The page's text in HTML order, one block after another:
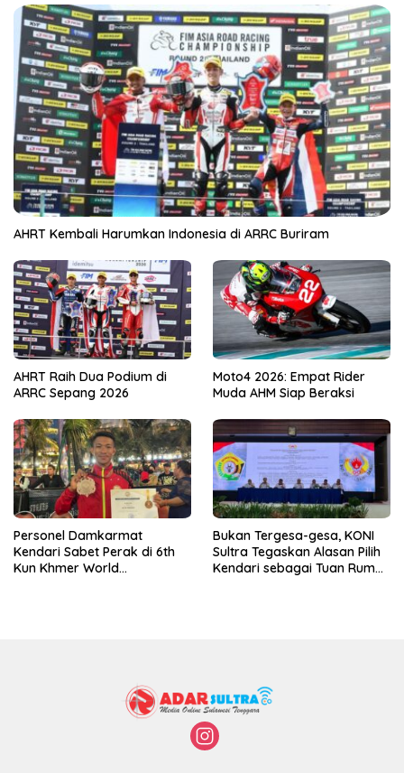
AHRT Kembali Harumkan Indonesia di ARRC Buriram
AHRT Raih Dua Podium di
ARRC Sepang 2026
Moto4 2026: Empat Rider
Muda AHM Siap Beraksi
Personel Damkarmat
Kendari Sabet Perak di 6th
Kun Khmer World
Bukan Tergesa-gesa, KONI
Sultra Tegaskan Alasan Pilih
Kendari sebagai Tuan Rumah